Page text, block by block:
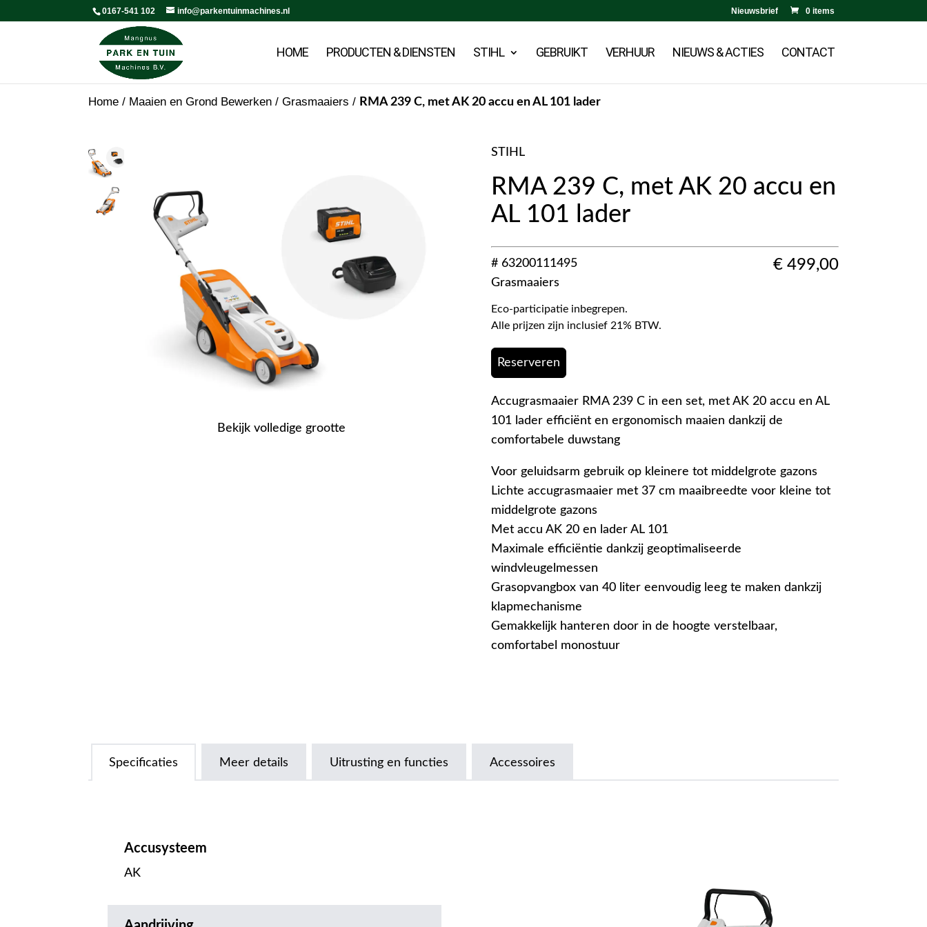
0167-541 102 info@parkentuinmachines.nl Nieuwsbrief 0 items
HOME PRODUCTEN & DIENSTEN STIHL GEBRUIKT VERHUUR NIEUWS & ACTIES CONTACT
Home / Maaien en Grond Bewerken / Grasmaaiers / RMA 239 C, met AK 20 accu en AL 101 lader
Bekijk volledige grootte
STIHL
RMA 239 C, met AK 20 accu en
AL 101 lader
# 63200111495
Grasmaaiers
€ 499,00
Eco-participatie inbegrepen.
Alle prijzen zijn inclusief 21% BTW.
Reserveren
Accugrasmaaier RMA 239 C in een set, met AK 20 accu en AL
101 lader efficiënt en ergonomisch maaien dankzij de
comfortabele duwstang
Voor geluidsarm gebruik op kleinere tot middelgrote gazons
Lichte accugrasmaaier met 37 cm maaibreedte voor kleine tot
middelgrote gazons
Met accu AK 20 en lader AL 101
Maximale efficiëntie dankzij geoptimaliseerde
windvleugelmessen
Grasopvangbox van 40 liter eenvoudig leeg te maken dankzij
klapmechanisme
Gemakkelijk hanteren door in de hoogte verstelbaar,
comfortabel monostuur
Specificaties Meer details Uitrusting en functies Accessoires
Accusysteem
AK